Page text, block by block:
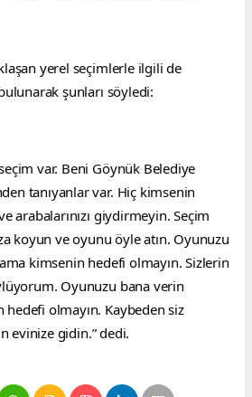
yerel seçimlerle ilgili de
şunları söyledi:
var. Beni Göynük Belediye
tanıyanlar var. Hiç kimsenin
arabalarınızı giydirmeyin. Seçim
koyun ve oyunu öyle atın. Oyunuzu
kimsenin hedefi olmayın. Sizlerin
Oyunuzu bana verin
olmayın. Kaybeden siz
evinize gidin.” dedi.